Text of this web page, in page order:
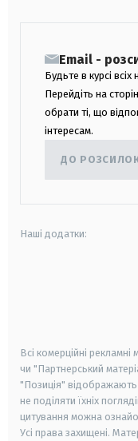
Email -
Будьте в курсі
Перейдіть на
обрати ті, що
інтересам.
ДО
Наші додатки:
Всі комерційні
чи "Партнерський
"Позиція" відображають
не поділяти їхніх
цитування можна
Усі права захищені.